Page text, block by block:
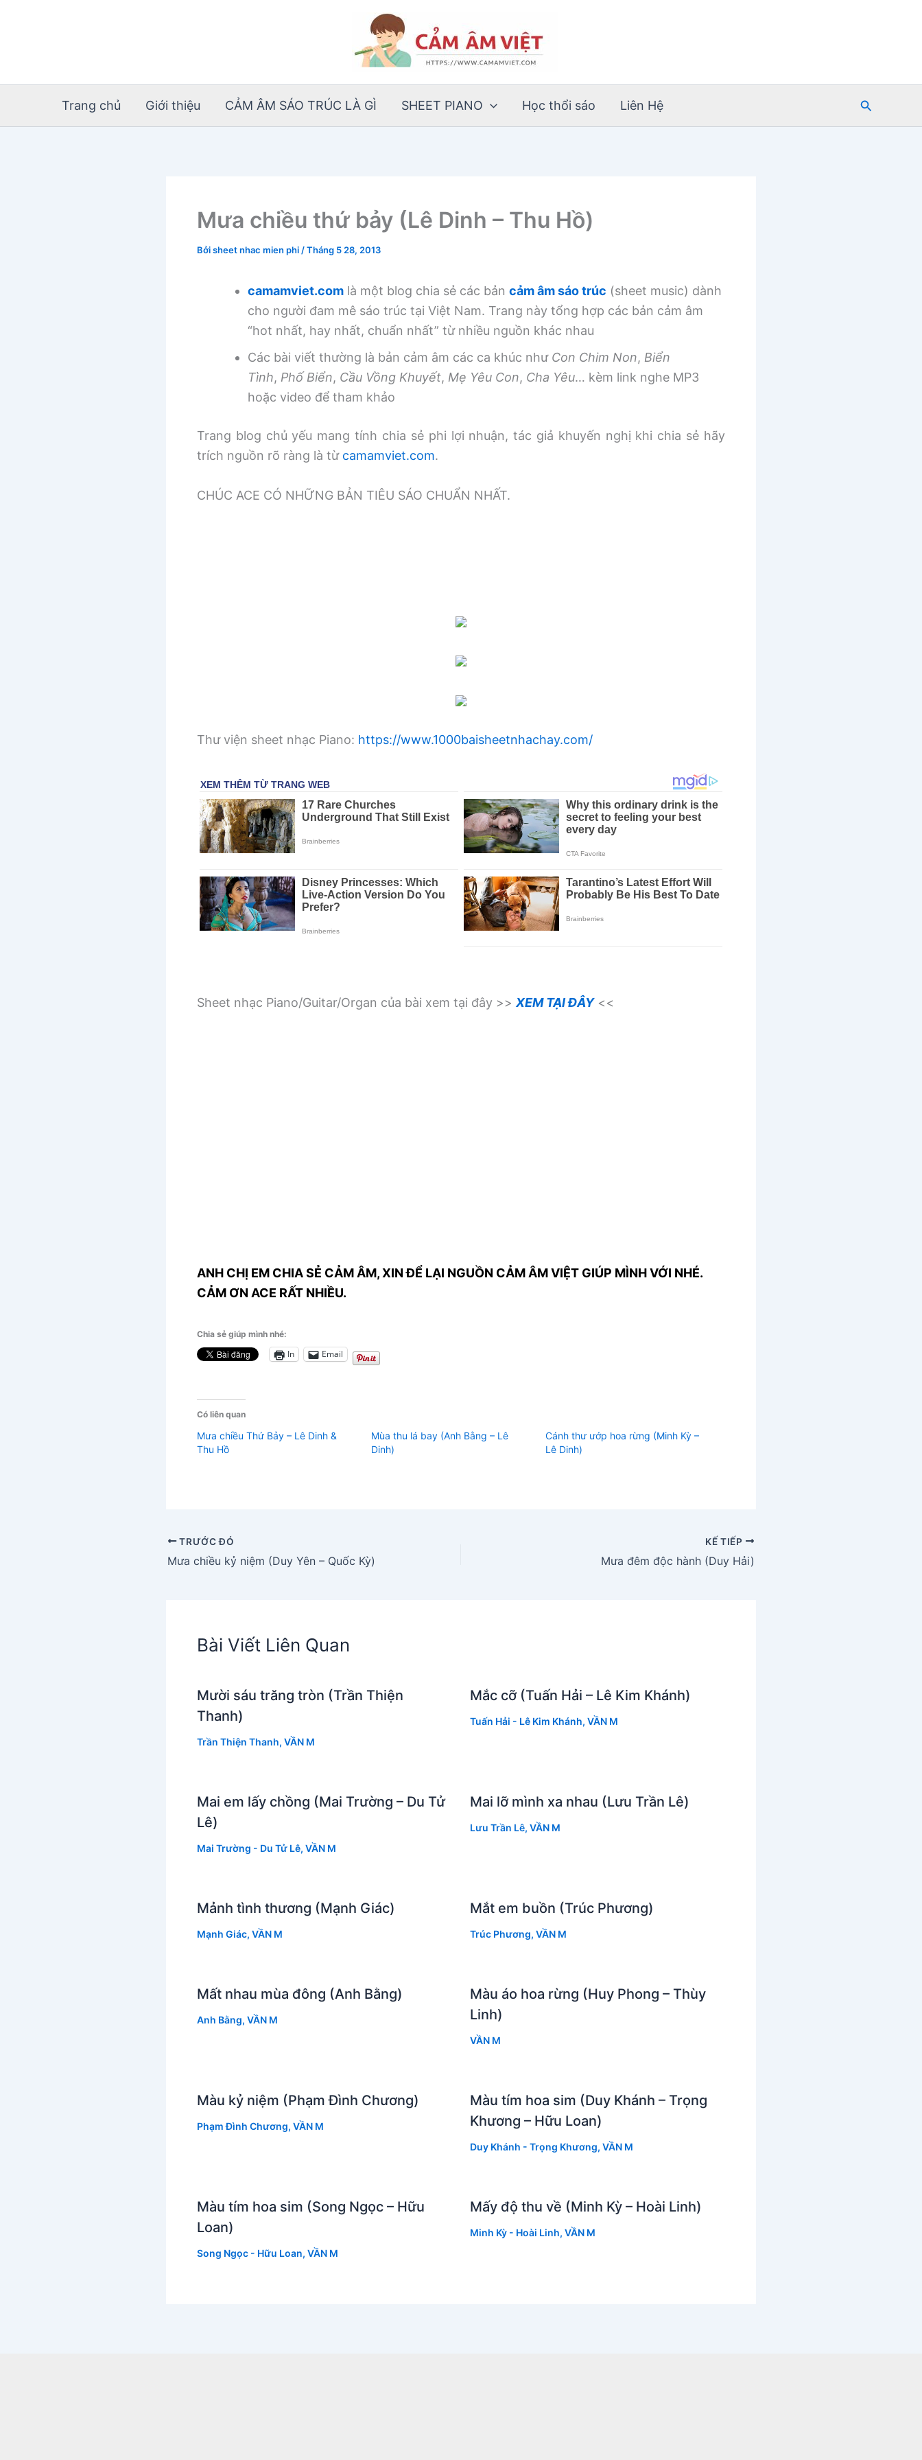
Trang chủ Giới thiệu CẢM ÂM SÁO TRÚC LÀ GÌ SHEET PIANO Học thổi sáo Liên Hệ
Tìm
Mưa chiều thứ bảy (Lê Dinh – Thu Hồ)
Bởisheet nhac mien phi /Tháng 5 28, 2013
camamviet.com là một blog chia sẻ các bản cảm âm sáo trúc (sheet music) dành
cho người đam mê sáo trúc tại Việt Nam. Trang này tổng hợp các bản cảm âm
“hot nhất, hay nhất, chuẩn nhất” từ nhiều nguồn khác nhau
Các bài viết thường là bản cảm âm các ca khúc như Con Chim Non, Biển
Tình, Phố Biển, Cầu Vồng Khuyết, Mẹ Yêu Con, Cha Yêu… kèm link nghe MP3
hoặc video để tham khảo
Trang blog chủ yếu mang tính chia sẻ phi lợi nhuận, tác giả khuyến nghị khi chia sẻ hãy
trích nguồn rõ ràng là từ camamviet.com.
CHÚC ACE CÓ NHỮNG BẢN TIÊU SÁO CHUẨN NHẤT.
Thư viện sheet nhạc Piano: https://www.1000baisheetnhachay.com/
Sheet nhạc Piano/Guitar/Organ của bài xem tại đây >> XEM TẠI ĐÂY<<
ANH CHỊ EM CHIA SẺ CẢM ÂM, XIN ĐỂ LẠI NGUỒN CẢM ÂM VIỆT GIÚP MÌNH VỚI NHÉ.
CẢM ƠN ACE RẤT NHIỀU.
Chia sẻ giúp mình nhé:
In Email
Có liên quan
Mưa chiều Thứ Bảy – Lê Dinh &
Thu Hồ
Mùa thu lá bay (Anh Bằng – Lê
Dinh)
Cánh thư ướp hoa rừng (Minh Kỳ –
Lê Dinh)
TRƯỚC ĐÓ
Mưa chiều kỷ niệm (Duy Yên – Quốc Kỳ)
KẾ TIẾP
Mưa đêm độc hành (Duy Hải)
Bài Viết Liên Quan
Mười sáu trăng tròn (Trần Thiện
Thanh)
Trần Thiện Thanh, VẦN M
Mắc cỡ (Tuấn Hải – Lê Kim Khánh)
Tuấn Hải - Lê Kim Khánh, VẦN M
Mai em lấy chồng (Mai Trường – Du Tử
Lê)
Mai Trường - Du Tử Lê, VẦN M
Mai lỡ mình xa nhau (Lưu Trần Lê)
Lưu Trần Lê, VẦN M
Mảnh tình thương (Mạnh Giác)
Mạnh Giác, VẦN M
Mắt em buồn (Trúc Phương)
Trúc Phương, VẦN M
Mất nhau mùa đông (Anh Bằng)
Anh Bằng, VẦN M
Màu áo hoa rừng (Huy Phong – Thùy
Linh)
VẦN M
Màu kỷ niệm (Phạm Đình Chương)
Phạm Đình Chương, VẦN M
Màu tím hoa sim (Duy Khánh – Trọng
Khương – Hữu Loan)
Duy Khánh - Trọng Khương, VẦN M
Màu tím hoa sim (Song Ngọc – Hữu
Loan)
Song Ngọc - Hữu Loan, VẦN M
Mấy độ thu về (Minh Kỳ – Hoài Linh)
Minh Kỳ - Hoài Linh, VẦN M